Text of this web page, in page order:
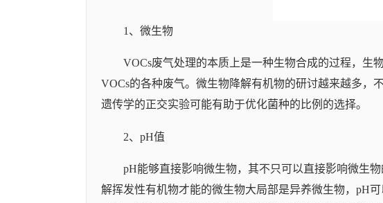
1、微生物
VOCs废气处理的本质上是一种生物合成的过程，生
VOCs的各种废气。微生物降解有机物的研讨越来越多，
遗传学的正交实验可能有助于优化菌种的比例的选择。
2、pH值
pH能够直接影响微生物，其不只可以直接影响微生
解挥发性有机物才能的微生物大局部是异养微生物，pH